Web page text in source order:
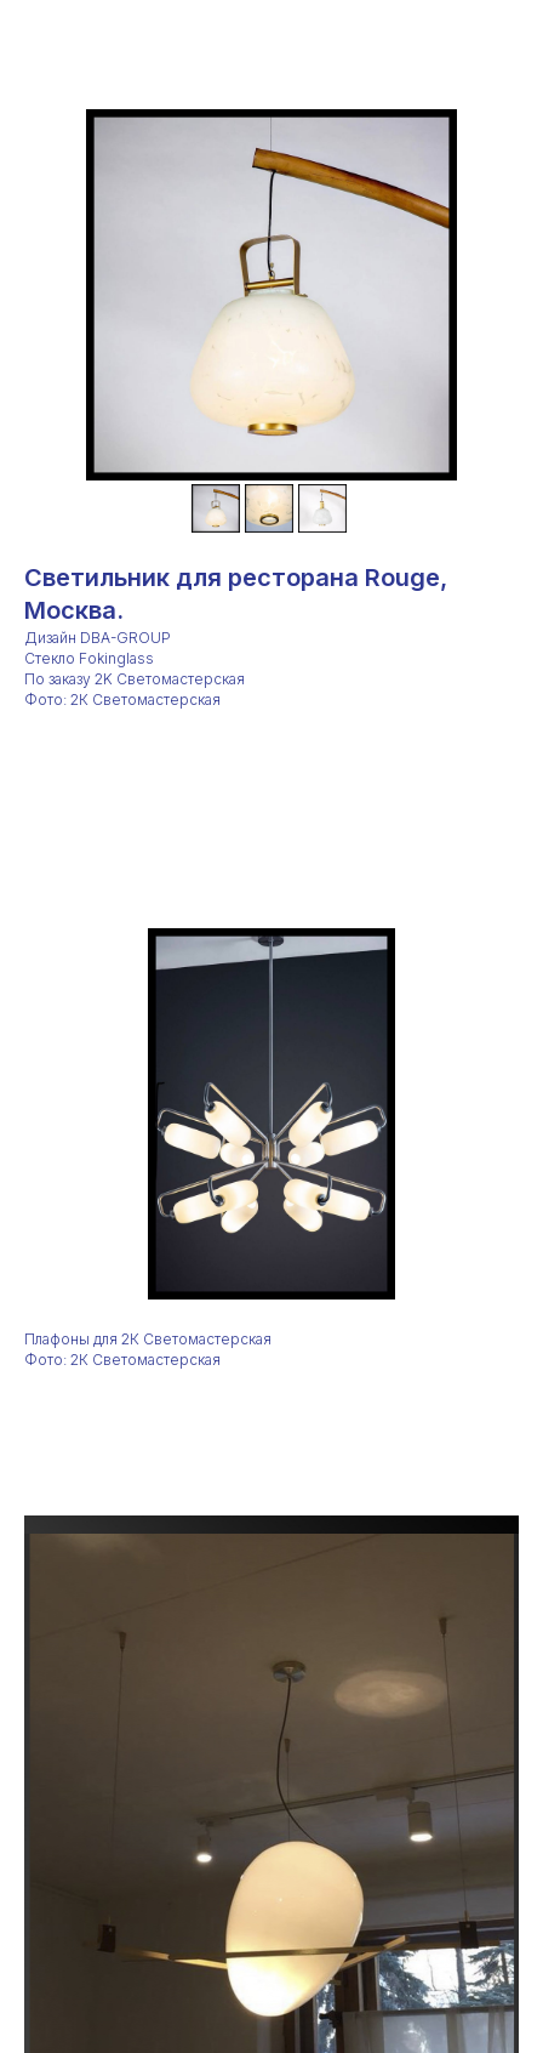
Светильник для ресторана Rouge,
Москва.
Дизайн DBA-GROUP
Стекло Fokinglass
По заказу 2K Светомастерская
Фото: 2К Светомастерская
Плафоны для 2К Светомастерская
Фото: 2К Светомастерская